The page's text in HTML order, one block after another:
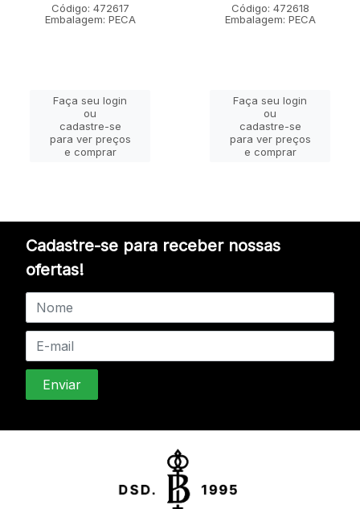
Código: 472617
Embalagem: PECA
Faça seu login
ou
cadastre-se
para ver preços
e comprar
Código: 472618
Embalagem: PECA
Faça seu login
ou
cadastre-se
para ver preços
e comprar
Cadastre-se para receber nossas
ofertas!